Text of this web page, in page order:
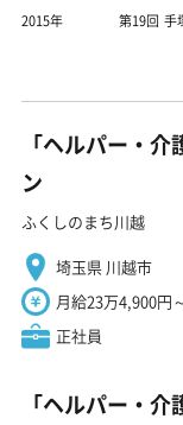
2015年 第19回 手
「ヘルパー・
ン
ふくしのまち川越
埼玉県 川越市
月給23万4,900円
正社員
「ヘルパー・